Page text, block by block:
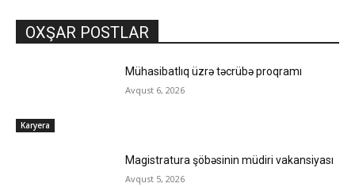
OXŞAR POSTLAR
Karyera
Mühasibatlıq üzrə təcrübə proqramı
Avqust 6, 2026
Magistratura şöbəsinin müdiri vakansiyası
Avqust 5, 2026